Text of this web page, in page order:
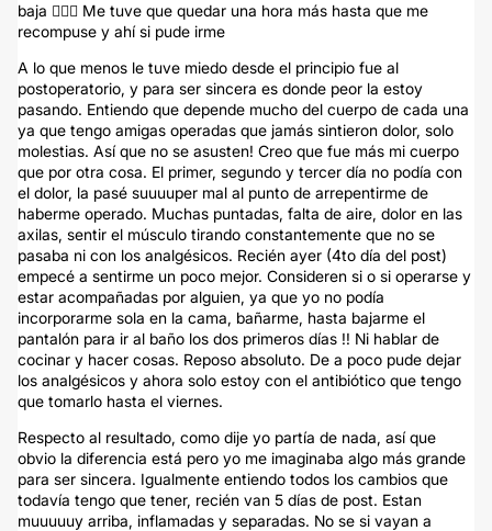
baja 🤦🏽‍♀️ Me tuve que quedar una hora más hasta que me
recompuse y ahí si pude irme
A lo que menos le tuve miedo desde el principio fue al
postoperatorio, y para ser sincera es donde peor la estoy
pasando. Entiendo que depende mucho del cuerpo de cada una
ya que tengo amigas operadas que jamás sintieron dolor, solo
molestias. Así que no se asusten! Creo que fue más mi cuerpo
que por otra cosa. El primer, segundo y tercer día no podía con
el dolor, la pasé suuuuper mal al punto de arrepentirme de
haberme operado. Muchas puntadas, falta de aire, dolor en las
axilas, sentir el músculo tirando constantemente que no se
pasaba ni con los analgésicos. Recién ayer (4to día del post)
empecé a sentirme un poco mejor. Consideren si o si operarse y
estar acompañadas por alguien, ya que yo no podía
incorporarme sola en la cama, bañarme, hasta bajarme el
pantalón para ir al baño los dos primeros días !! Ni hablar de
cocinar y hacer cosas. Reposo absoluto. De a poco pude dejar
los analgésicos y ahora solo estoy con el antibiótico que tengo
que tomarlo hasta el viernes.
Respecto al resultado, como dije yo partía de nada, así que
obvio la diferencia está pero yo me imaginaba algo más grande
para ser sincera. Igualmente entiendo todos los cambios que
todavía tengo que tener, recién van 5 días de post. Estan
muuuuuy arriba, inflamadas y separadas. No se si vayan a